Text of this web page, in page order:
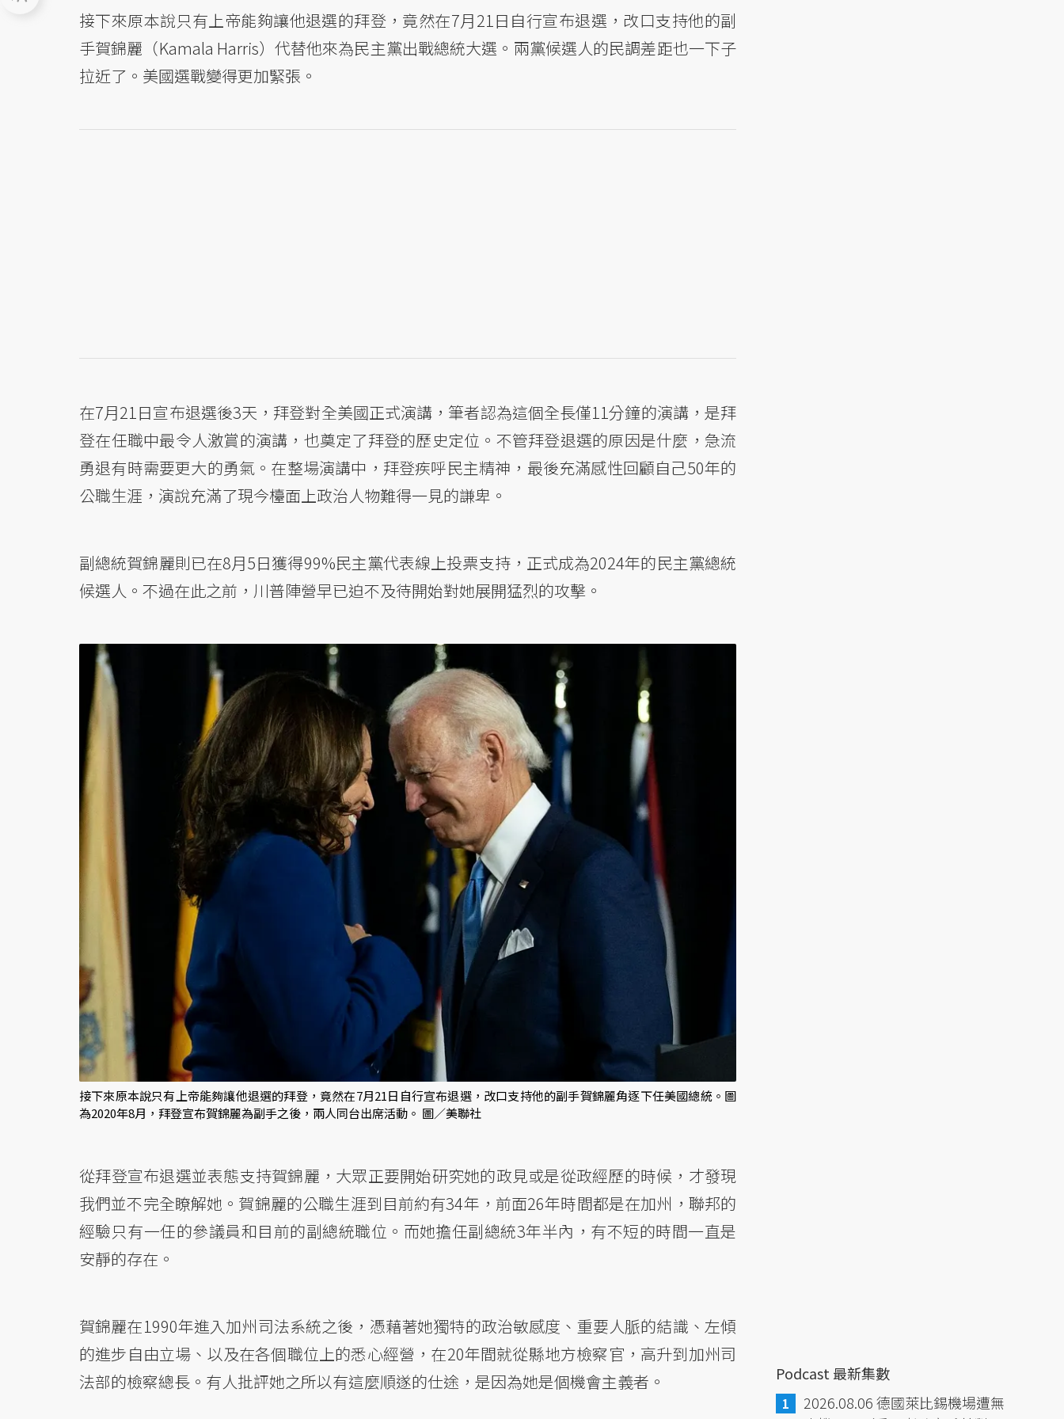
接下來原本說只有上帝能夠讓他退選的拜登，竟然在7月21日自行宣布退選，改口支持他的副
手賀錦麗（Kamala Harris）代替他來為民主黨出戰總統大選。兩黨候選人的民調差距也一下子
拉近了。美國選戰變得更加緊張。
在7月21日宣布退選後3天，拜登對全美國正式演講，筆者認為這個全長僅11分鐘的演講，是拜
登在任職中最令人激賞的演講，也奠定了拜登的歷史定位。不管拜登退選的原因是什麼，急流
勇退有時需要更大的勇氣。在整場演講中，拜登疾呼民主精神，最後充滿感性回顧自己50年的
公職生涯，演說充滿了現今檯面上政治人物難得一見的謙卑。
副總統賀錦麗則已在8月5日獲得99%民主黨代表線上投票支持，正式成為2024年的民主黨總統
候選人。不過在此之前，川普陣營早已迫不及待開始對她展開猛烈的攻擊。
接下來原本說只有上帝能夠讓他退選的拜登，竟然在7月21日自行宣布退選，改口支持他的副手賀錦麗角逐下任美國總統。圖
為2020年8月，拜登宣布賀錦麗為副手之後，兩人同台出席活動。 圖／美聯社
從拜登宣布退選並表態支持賀錦麗，大眾正要開始研究她的政見或是從政經歷的時候，才發現
我們並不完全瞭解她。賀錦麗的公職生涯到目前約有34年，前面26年時間都是在加州，聯邦的
經驗只有一任的參議員和目前的副總統職位。而她擔任副總統3年半內，有不短的時間一直是
安靜的存在。
賀錦麗在1990年進入加州司法系統之後，憑藉著她獨特的政治敏感度、重要人脈的結識、左傾
的進步自由立場、以及在各個職位上的悉心經營，在20年間就從縣地方檢察官，高升到加州司
法部的檢察總長。有人批評她之所以有這麼順遂的仕途，是因為她是個機會主義者。
Podcast 最新集數
2026.08.06 德國萊比錫機場遭無